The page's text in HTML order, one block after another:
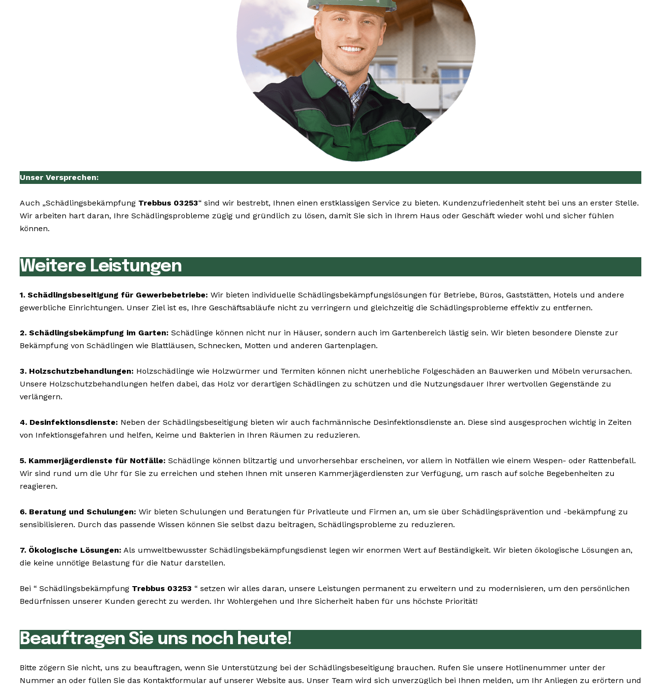
Unser Versprechen:
Auch „Schädlingsbekämpfung Trebbus 03253“ sind wir bestrebt, Ihnen einen erstklassigen Service zu bieten. Kundenzufriedenheit steht bei uns an erster Stelle.
Wir arbeiten hart daran, Ihre Schädlingsprobleme zügig und gründlich zu lösen, damit Sie sich in Ihrem Haus oder Geschäft wieder wohl und sicher fühlen
können.
Weitere Leistungen
1. Schädlingsbeseitigung für Gewerbebetriebe: Wir bieten individuelle Schädlingsbekämpfungslösungen für Betriebe, Büros, Gaststätten, Hotels und andere
gewerbliche Einrichtungen. Unser Ziel ist es, Ihre Geschäftsabläufe nicht zu verringern und gleichzeitig die Schädlingsprobleme effektiv zu entfernen.
2. Schädlingsbekämpfung im Garten: Schädlinge können nicht nur in Häuser, sondern auch im Gartenbereich lästig sein. Wir bieten besondere Dienste zur
Bekämpfung von Schädlingen wie Blattläusen, Schnecken, Motten und anderen Gartenplagen.
3. Holzschutzbehandlungen: Holzschädlinge wie Holzwürmer und Termiten können nicht unerhebliche Folgeschäden an Bauwerken und Möbeln verursachen.
Unsere Holzschutzbehandlungen helfen dabei, das Holz vor derartigen Schädlingen zu schützen und die Nutzungsdauer Ihrer wertvollen Gegenstände zu
verlängern.
4. Desinfektionsdienste: Neben der Schädlingsbeseitigung bieten wir auch fachmännische Desinfektionsdienste an. Diese sind ausgesprochen wichtig in Zeiten
von Infektionsgefahren und helfen, Keime und Bakterien in Ihren Räumen zu reduzieren.
5. Kammerjägerdienste für Notfälle: Schädlinge können blitzartig und unvorhersehbar erscheinen, vor allem in Notfällen wie einem Wespen- oder Rattenbefall.
Wir sind rund um die Uhr für Sie zu erreichen und stehen Ihnen mit unseren Kammerjägerdiensten zur Verfügung, um rasch auf solche Begebenheiten zu
reagieren.
6. Beratung und Schulungen: Wir bieten Schulungen und Beratungen für Privatleute und Firmen an, um sie über Schädlingsprävention und -bekämpfung zu
sensibilisieren. Durch das passende Wissen können Sie selbst dazu beitragen, Schädlingsprobleme zu reduzieren.
7. Ökologische Lösungen: Als umweltbewusster Schädlingsbekämpfungsdienst legen wir enormen Wert auf Beständigkeit. Wir bieten ökologische Lösungen an,
die keine unnötige Belastung für die Natur darstellen.
Bei “ Schädlingsbekämpfung Trebbus 03253 “ setzen wir alles daran, unsere Leistungen permanent zu erweitern und zu modernisieren, um den persönlichen
Bedürfnissen unserer Kunden gerecht zu werden. Ihr Wohlergehen und Ihre Sicherheit haben für uns höchste Priorität!
Beauftragen Sie uns noch heute!
Bitte zögern Sie nicht, uns zu beauftragen, wenn Sie Unterstützung bei der Schädlingsbeseitigung brauchen. Rufen Sie unsere Hotlinenummer unter der
Nummer an oder füllen Sie das Kontaktformular auf unserer Website aus. Unser Team wird sich unverzüglich bei Ihnen melden, um Ihr Anliegen zu erörtern und